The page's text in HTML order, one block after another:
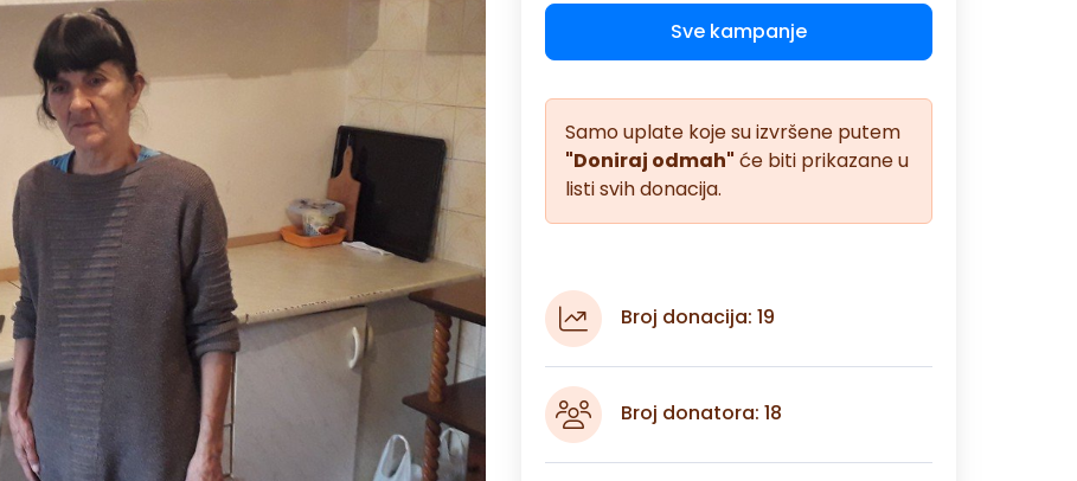
Sve kampanje
Samo uplate koje su izvršene putem
"Doniraj odmah" će biti prikazane u
listi svih donacija.
Broj donacija: 19
Broj donatora: 18